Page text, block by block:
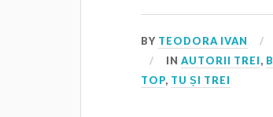
BY TEODORA IVAN
INAUTORII TREI,
TOP, TU ȘI TREI